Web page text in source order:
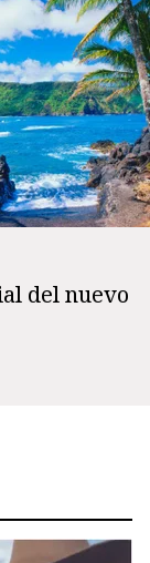
del nuevo